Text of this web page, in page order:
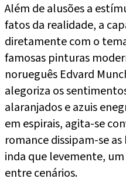
Além de alusões a
fatos da realidade, a
diretamente com o
famosas pinturas
norueguês Edvard
alegoriza os
alaranjados e azuis
em espirais, agita-se
romance dissipam-se
inda que levemente,
entre cenários.